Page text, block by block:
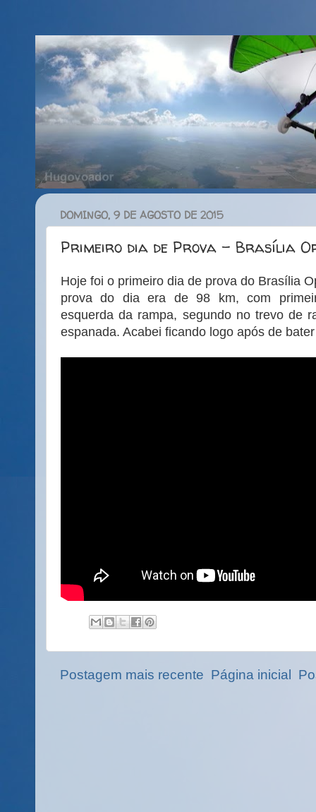
DOMINGO, 9 DE AGOSTO DE 2015
Primeiro dia de Prova - Brasília
Hoje foi o primeiro dia de prova do Brasília
prova do dia era de 98 km, com
esquerda da rampa, segundo no trevo de
espanada. Acabei ficando logo após de
Postagem mais recente Página inicial